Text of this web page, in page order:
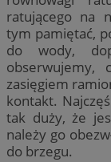
ratującego na
tym pamiętać,
do wody,
obserwujemy,
zasięgiem
kontakt.
tak duży, że
należy go
do brzegu.